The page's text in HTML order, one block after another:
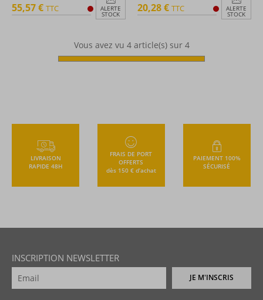
ALERTE
STOCK
55,57 € TTC ALERTE
STOCK
20,28 € TTC
Vous avez vu 4article(s) sur 4
LIVRAISON
RAPIDE 48H
FRAIS DE PORT
OFFERTS
dès 150 € d’achat
PAIEMENT 100%
SÉCURISÉ
INSCRIPTION NEWSLETTER
JE M'INSCRIS